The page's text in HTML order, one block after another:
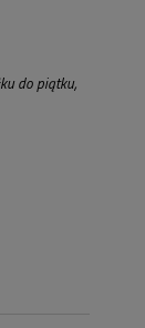
do piątku,